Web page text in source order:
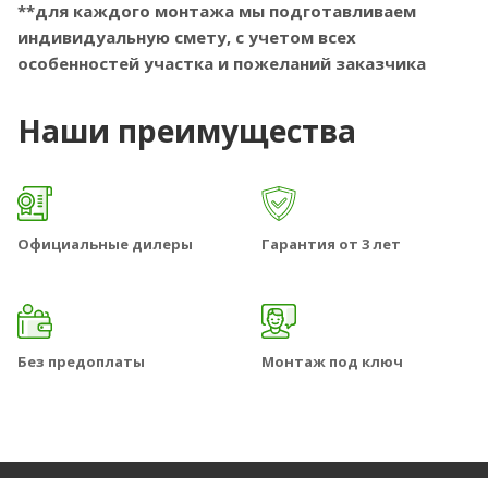
**для каждого монтажа мы подготавливаем
индивидуальную смету, с учетом всех
особенностей участка и пожеланий заказчика
Наши преимущества
Официальные дилеры Гарантия от 3 лет
Без предоплаты Монтаж под ключ